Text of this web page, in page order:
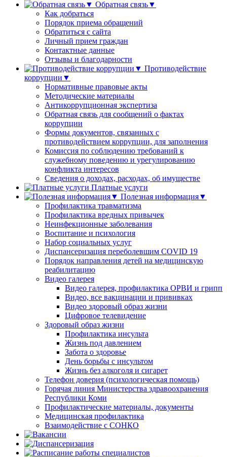
Обратная связь▼
Как добраться
Порядок приема обращений
Обратиться с сайта
Личный прием граждан
Контактные данные
Отзывы и благодарности
Противодействие
коррупции▼
Нормативные правовые акты
Методические материалы
Антикоррупционная экспертиза
Обратная связь для сообщений о фактах
коррупции
Формы документов, связанных с
противодействием коррупции, для заполнения
Комиссия по соблюдению требований к
служебному поведению и урегулированию
конфликта интересов
Сведения о доходах, расходах, об имуществе
Платные услуги
Полезная информация▼
Профилактика травматизма
Профилактика вредных привычек
Неинфекционные заболевания
Воспитание и психология
Набор социальных услуг
Диспансеризация переболевшим COVID 19
Порядок направления детей на медицинскую
реабилитацию
Видео галерея
Видео галерея, профилактика ОРВИ и грипп
Видео, все вакцинации и прививках
Видео здоровый образ жизни
Цифровое телевидение
Здоровый образ жизни
Профилактика инсульта
Жизнь под давлением
Забота о здоровье
День борьбы с инсультом
Жизнь без алкоголя и сигарет
Телефон доверия (психологическая помощь)
Горячая линия Министерства здравоохранения
Республики Коми
Профилактические материалы, документы
Медицинская профилактика
Взаимодействие с СОНКО